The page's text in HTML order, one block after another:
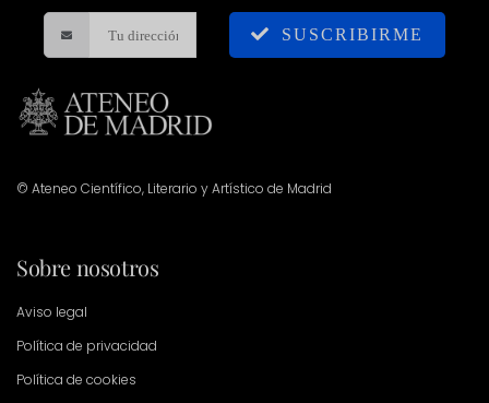
SUSCRIBIRME
© Ateneo Científico, Literario y Artístico de Madrid
Sobre nosotros
Aviso legal
Política de privacidad
Política de cookies